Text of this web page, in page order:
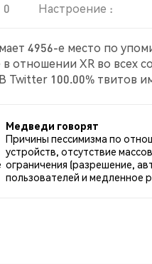
0 Настроение :
4956-е место по
отношении XR во всех
Twitter 100.00% твитов
Медведи говорят
Причины пессимизма по
устройств, отсутствие
ограничения (разрешение,
пользователей и медленное